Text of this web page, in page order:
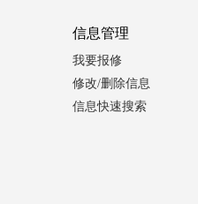
信息管理
我要报修
修改/删除信息
信息快速搜索